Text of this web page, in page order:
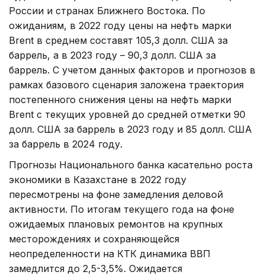
России и странах Ближнего Востока. По
ожиданиям, в 2022 году цены на нефть марки
Brent в среднем составят 105,3 долл. США за
баррель, а в 2023 году – 90,3 долл. США за
баррель. С учетом данных факторов и прогнозов в
рамках базового сценария заложена траектория
постепенного снижения цены на нефть марки
Brent с текущих уровней до средней отметки 90
долл. США за баррель в 2023 году и 85 долл. США
за баррель в 2024 году.
Прогнозы Национального банка касательно роста
экономики в Казахстане в 2022 году
пересмотрены на фоне замедления деловой
активности. По итогам текущего года на фоне
ожидаемых плановых ремонтов на крупных
месторождениях и сохраняющейся
неопределенности на КТК динамика ВВП
замедлится до 2,5-3,5%. Ожидается